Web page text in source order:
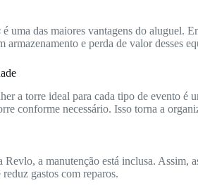
é uma das maiores vantagens do aluguel.
armazenamento e perda de valor desses
a torre ideal para cada tipo de evento
conforme necessário. Isso torna a
Revlo, a manutenção está inclusa. Assim,
gastos com reparos.